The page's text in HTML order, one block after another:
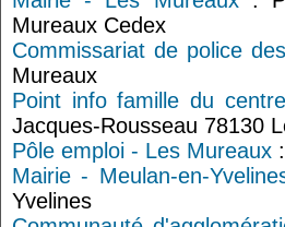
Mureaux Cedex
Commissariat de police
Mureaux
Point info famille du
Jacques-Rousseau 78130
Pôle emploi - Les Mureaux
Mairie - Meulan-en-
Yvelines